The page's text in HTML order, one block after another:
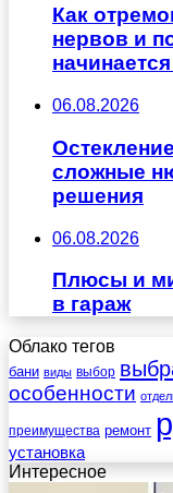
Как
нервов и
06.08.2026
сложные
решения
06.08.2026
Плюсы и
в гараж
Облако тегов
бани виды выбор
особенности
преимущества ремонт
установка
Интересное